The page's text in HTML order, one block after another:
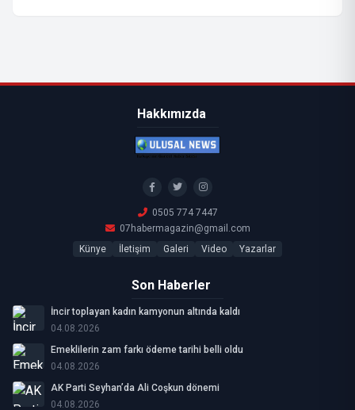
Hakkımızda
0505 774 7447
07habermagazin@gmail.com
Künye
İletişim Galeri Video Yazarlar
Son Haberler
İncir toplayan kadın kamyonun altında kaldı
04.08.2026
Emeklilerin zam farkı ödeme tarihi belli oldu
04.08.2026
AK Parti Seyhan’da Ali Coşkun dönemi
04.08.2026